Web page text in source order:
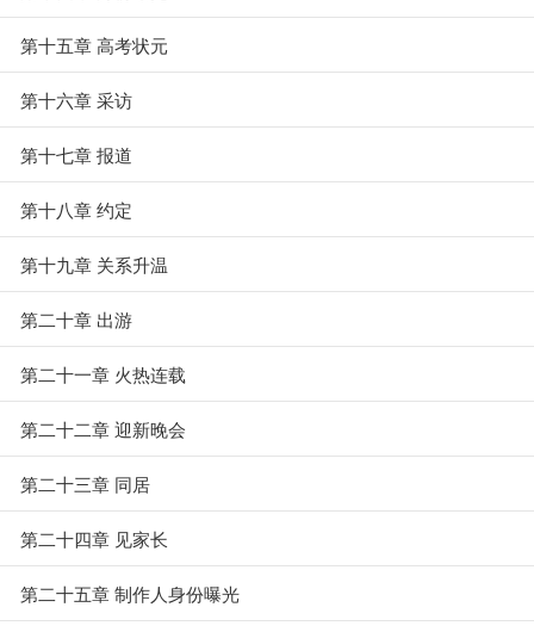
第十五章 高考状元
第十六章 采访
第十七章 报道
第十八章 约定
第十九章 关系升温
第二十章 出游
第二十一章 火热连载
第二十二章 迎新晚会
第二十三章 同居
第二十四章 见家长
第二十五章 制作人身份曝光